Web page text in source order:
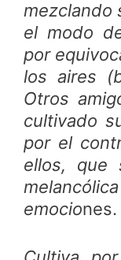
mezclando
el modo
por
los aires
Otros
cultivado
por el
ellos, que
emociones.